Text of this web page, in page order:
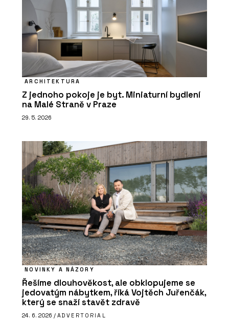
ARCHITEKTURA
Z jednoho pokoje je byt. Miniaturní bydlení
na Malé Straně v Praze
29. 5. 2026
NOVINKY A NÁZORY
Řešíme dlouhověkost, ale obklopujeme se
jedovatým nábytkem, říká Vojtěch Juřenčák,
který se snaží stavět zdravě
24. 6. 2026 / ADVERTORIAL